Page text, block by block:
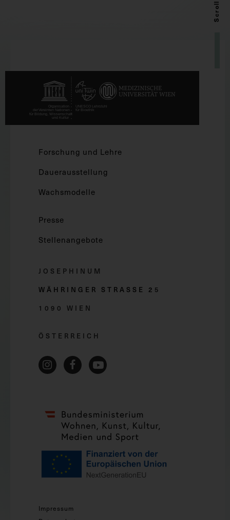
Forschung und Lehre
Dauerausstellung
Wachsmodelle
Presse
Stellenangebote
JOSEPHINUM
WÄHRINGER STRASSE 2 5
1090 WIEN
ÖSTERREICH
Impressum